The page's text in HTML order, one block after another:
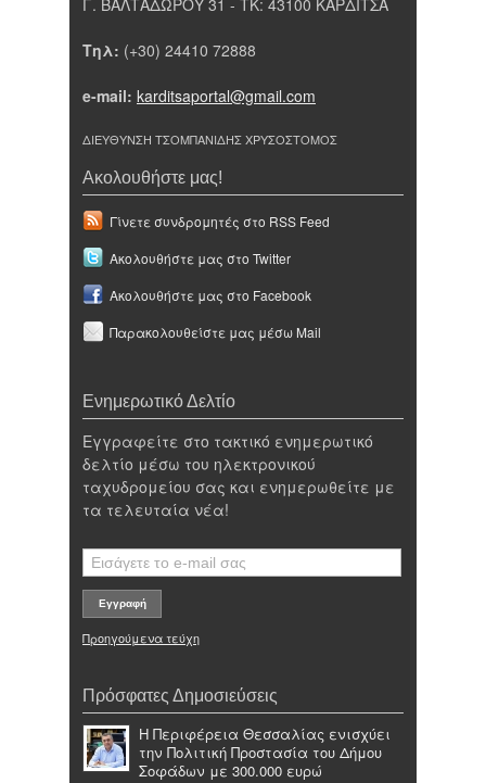
Γ. ΒΑΛΤΑΔΩΡΟΥ 31 - ΤΚ: 43100 ΚΑΡΔΙΤΣΑ
Τηλ: (+30) 24410 72888
e-mail: karditsaportal@gmail.com
ΔΙΕΥΘΥΝΣΗ ΤΣΟΜΠΑΝΙΔΗΣ ΧΡΥΣΟΣΤΟΜΟΣ
Ακολουθήστε μας!
Γίνετε συνδρομητές στο RSS Feed
Ακολουθήστε μας στο Twitter
Ακολουθήστε μας στο Facebook
Παρακολουθείστε μας μέσω Mail
Ενημερωτικό Δελτίο
Εγγραφείτε στο τακτικό ενημερωτικό
δελτίο μέσω του ηλεκτρονικού
ταχυδρομείου σας και ενημερωθείτε με
τα τελευταία νέα!
Προηγούμενα τεύχη
Πρόσφατες Δημοσιεύσεις
Η Περιφέρεια Θεσσαλίας ενισχύει
την Πολιτική Προστασία του Δήμου
Σοφάδων με 300.000 ευρώ